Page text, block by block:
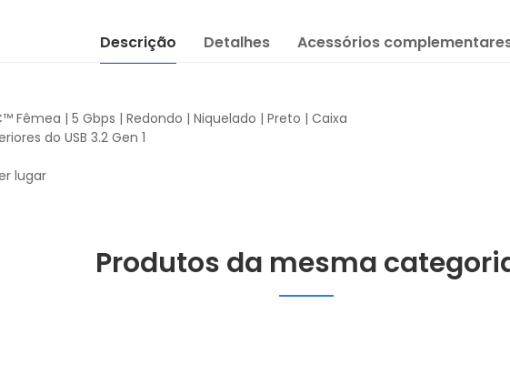
Descrição Detalhes Acessórios
Fêmea | 5 Gbps | Redondo | Niquelado | Preto | Caixa
do USB 3.2 Gen 1
lugar
Produtos da mesma